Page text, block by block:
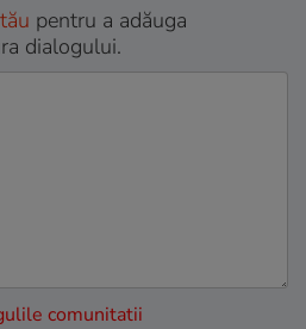
pentru a adăuga
dialogului.
comunitatii